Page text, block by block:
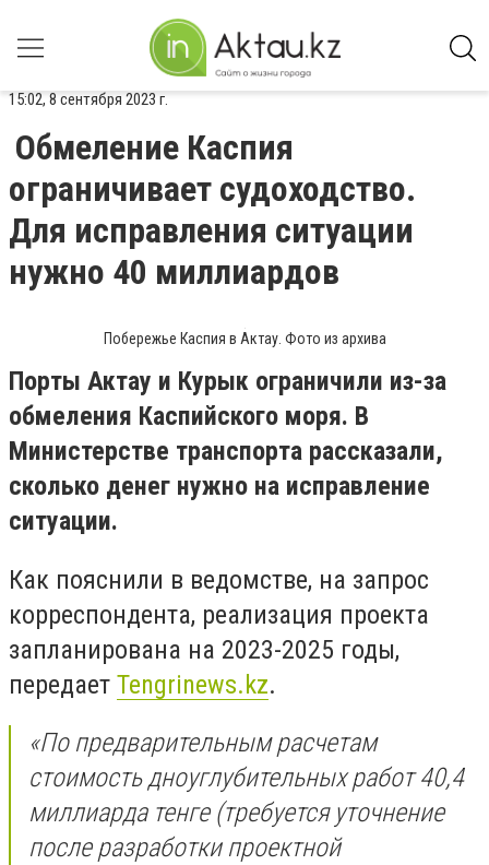
15:02, 8 сентября 2023 г.
Обмеление Каспия
ограничивает судоходство.
Для исправления ситуации
нужно 40 миллиардов
Побережье Каспия в Актау. Фото из архива
Порты Актау и Курык ограничили из-за
обмеления Каспийского моря. В
Министерстве транспорта рассказали,
сколько денег нужно на исправление
ситуации.
Как пояснили в ведомстве, на запрос
корреспондента, реализация проекта
запланирована на 2023-2025 годы,
передает Tengrinews.kz.
«По предварительным расчетам
стоимость дноуглубительных работ 40,4
миллиарда тенге (требуется уточнение
после разработки проектной